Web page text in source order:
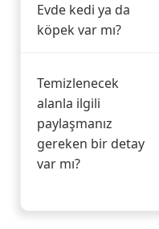
Evde kedi ya da
köpek var mı?
Temizlenecek
alanla ilgili
paylaşmanız
gereken bir detay
var mı?